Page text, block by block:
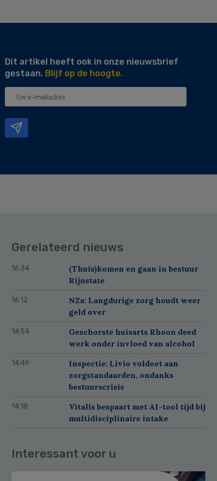
Dit artikel heeft ook in onze nieuwsbrief
gestaan. Blijf op de hoogte.
Uw
Gerelateerd nieuws
16:34
(Thuis)komen en gaan in bestuur
Rijnstate
16:12
NZa: Langdurige zorg houdt weer
geld over
14:54
Geschorste huisarts Rhoon deed
werk onder invloed van alcohol
14:49
Inspectie: Livio voldoet aan
zorgstandaarden, ondanks
bestuurscrisis
14:18
Vitalis bespaart met AI-tool tijd bij
multidisciplinaire intake
Interessant voor u